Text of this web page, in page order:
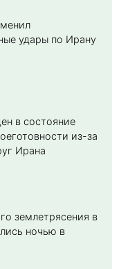
удары по Ирану
в состояние
из-за
Ирана
землетрясения в
ночью в